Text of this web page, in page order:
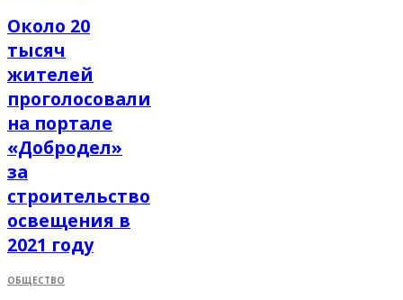
Около 20
тысяч
жителей
проголосовали
на портале
«Добродел»
за
строительство
освещения в
2021 году
ОБЩЕСТВО